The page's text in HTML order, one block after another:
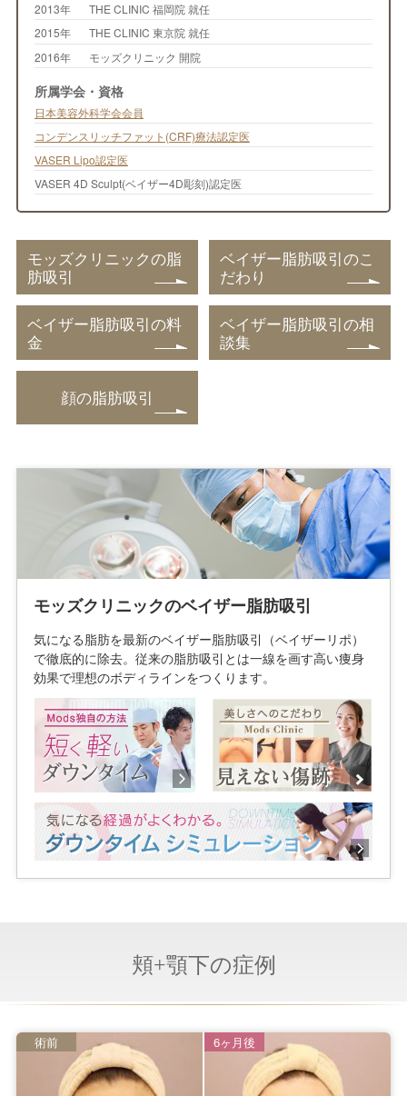
2013年
THE CLINIC 福岡院 就任
2015年
THE CLINIC 東京院 就任
2016年
モッズクリニック 開院
所属学会・資格
日本美容外科学会会員
コンデンスリッチファット(CRF)療法認定医
VASER Lipo認定医
VASER 4D Sculpt(ベイザー4D彫刻)認定医
モッズクリニックの脂
肪吸引
ベイザー脂肪吸引のこ
だわり
ベイザー脂肪吸引の料
金
ベイザー脂肪吸引の相
談集
顔の脂肪吸引
モッズクリニックのベイザー脂肪吸引
気になる脂肪を最新のベイザー脂肪吸引（ベイザーリポ）
で徹底的に除去。従来の脂肪吸引とは一線を画す高い痩身
効果で理想のボディラインをつくります。
頬+顎下の症例
術前 6ヶ月後